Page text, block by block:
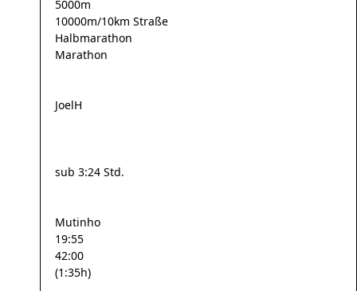
5000m
10000m/10km Straße
Halbmarathon
Marathon
JoelH
sub 3:24 Std.
Mutinho
19:55
42:00
(1:35h)